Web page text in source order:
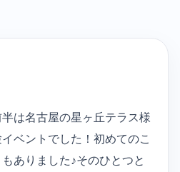
は名古屋の星ヶ丘テラス様
ベントでした！初めてのこ
ありました♪そのひとつと